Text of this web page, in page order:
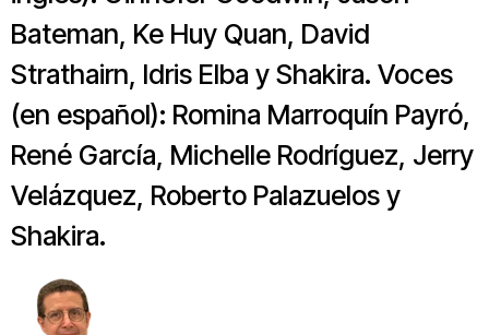
Bateman, Ke Huy Quan, David
Strathairn, Idris Elba y Shakira. Voces
(en español): Romina Marroquín Payró,
René García, Michelle Rodríguez, Jerry
Velázquez, Roberto Palazuelos y
Shakira.